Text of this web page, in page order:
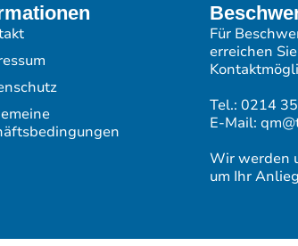
Für
erreichen
Tel.: 0214
E-Mail:
Wir werden
um Ihr